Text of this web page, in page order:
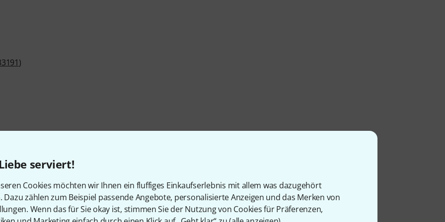
serviert!
Cookies möchten wir Ihnen ein fluffiges Einkaufserlebnis mit allem was dazugehört
Dazu zählen zum Beispiel passende Angebote, personalisierte Anzeigen und das Merken von
Wenn das für Sie okay ist, stimmen Sie der Nutzung von Cookies für Präferenzen,
)
Artikelnummer
Farbe Sunburst
Decke Keine